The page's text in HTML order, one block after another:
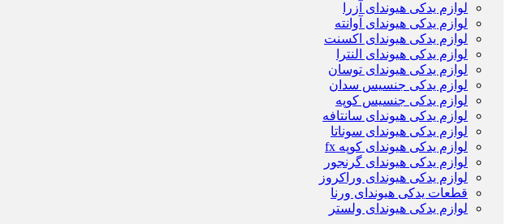
لوازم یدکی هیوندای آزرا
لوازم یدکی هیوندای آوانته
لوازم یدکی هیوندای اکسنت
لوازم یدکی هیوندای النترا
لوازم یدکی هیوندای توسان
لوازم یدکی جنسیس سدان
لوازم یدکی جنسیس کوپه
لوازم یدکی هیوندای سانتافه
لوازم یدکی هیوندای سوناتا
لوازم یدکی هیوندای کوپه fx
لوازم یدکی هیوندای گرنجور
لوازم یدکی هیوندای وراکروز
قطعات یدکی هیوندای ورنا
لوازم یدکی هیوندای ولستر